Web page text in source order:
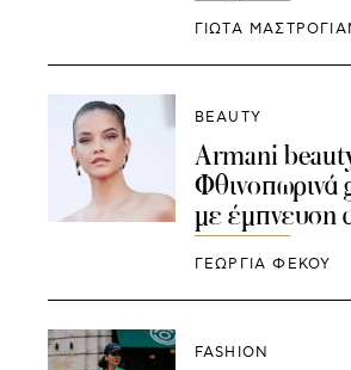
ΓΙΩΤΑ
BEAUTY
Armani
με έμπνευση
ΓΕΩΡΓΙΑ ΦΕΚΟΥ
FASHION